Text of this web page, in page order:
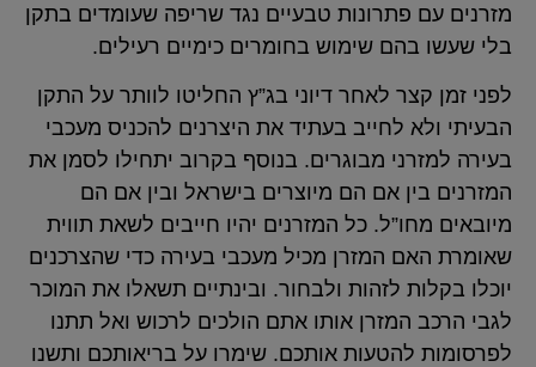
מזרנים עם פתרונות טבעיים נגד שריפה שעומדים בתקן
בלי שעשו בהם שימוש בחומרים כימיים רעילים.
לפני זמן קצר לאחר דיוני בג”ץ החליטו לוותר על התקן
הבעיתי ולא לחייב בעתיד את היצרנים להכניס מעכבי
בעירה למזרני מבוגרים. בנוסף בקרוב יתחילו לסמן את
המזרנים בין אם הם מיוצרים בישראל ובין אם הם
מיובאים מחו”ל. כל המזרנים יהיו חייבים לשאת תווית
שאומרת האם המזרן מכיל מעכבי בעירה כדי שהצרכנים
יוכלו בקלות לזהות ולבחור. ובינתיים תשאלו את המוכר
לגבי הרכב המזרן אותו אתם הולכים לרכוש ואל תתנו
לפרסומות להטעות אותכם. שימרו על בריאותכם ותשנו